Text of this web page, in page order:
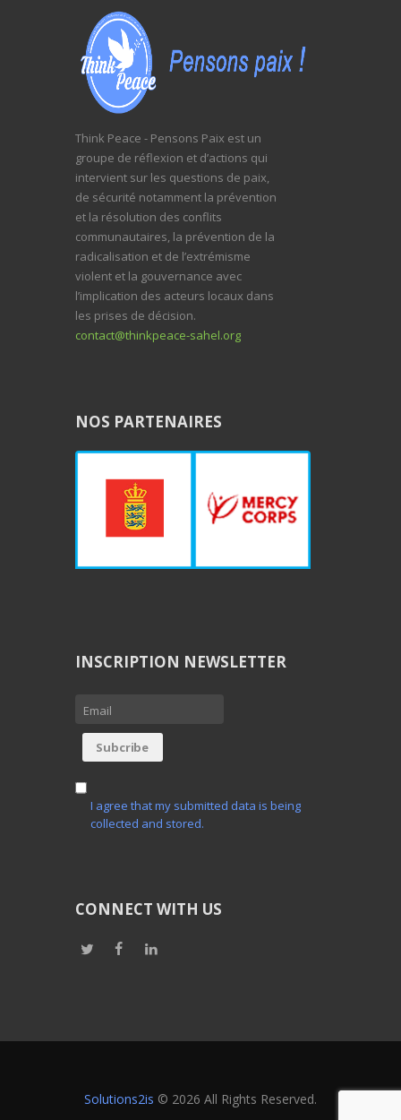
Think Peace - Pensons Paix est un
groupe de réflexion et d’actions qui
intervient sur les questions de paix,
de sécurité notamment la prévention
et la résolution des conflits
communautaires, la prévention de la
radicalisation et de l’extrémisme
violent et la gouvernance avec
l’implication des acteurs locaux dans
les prises de décision.
contact@thinkpeace-sahel.org
NOS PARTENAIRES
INSCRIPTION NEWSLETTER
I agree that my submitted data is being
collected and stored.
CONNECT WITH US
Solutions2is © 2026 All Rights Reserved.